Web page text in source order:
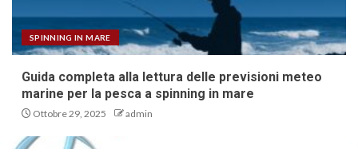
SPINNING IN MARE
Guida completa alla lettura delle previsioni meteo
marine per la pesca a spinning in mare
Ottobre 29, 2025 admin